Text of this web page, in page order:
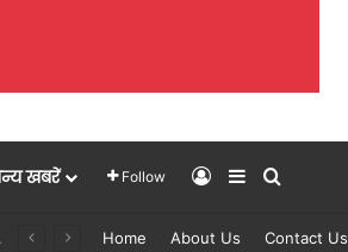
खबरें Follow Log InSidebar
Home About Us Contact Us